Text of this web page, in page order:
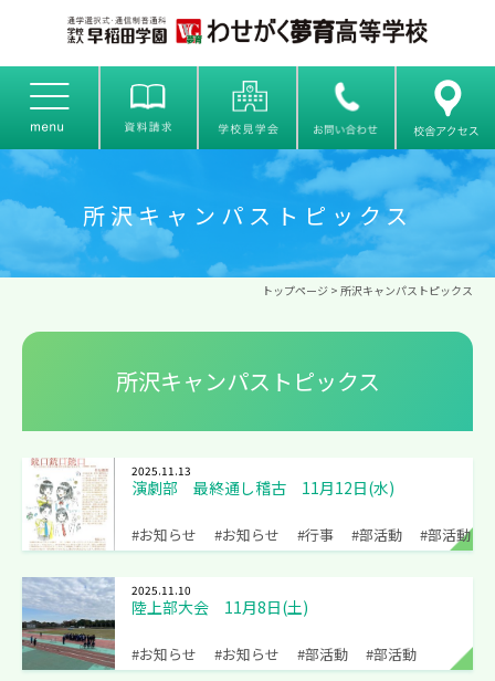
所沢キャンパストピックス
トップページ > 所沢キャンパストピックス
所沢キャンパストピックス
2025.11.13
#お知らせ #お知らせ #行事 #部活動 #部活動
演劇部 最終通し稽古 11月12日(水)
2025.11.10
#お知らせ #お知らせ #部活動 #部活動
陸上部大会 11月8日(土)